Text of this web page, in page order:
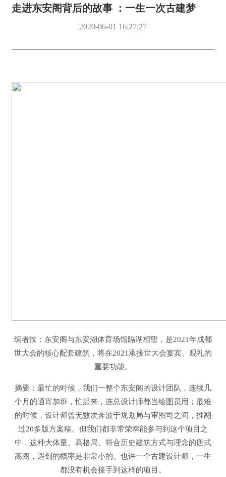
走进东安阁背后的故事 ：一生一次古建梦
2020-06-01 16:27:27
编者按：东安阁与东安湖体育场馆隔湖相望，是2021年成都
世大会的核心配套建筑，将在2021承接世大会宴宾、观礼的
重要功能。
摘要：最忙的时候，我们一整个东安阁的设计团队，连续几
个月的通宵加班，忙起来，连总设计师都当绘图员用；最难
的时候，设计师曾无数次奔波于规划局与审图司之间，推翻
过20多版方案稿。但我们都非常荣幸能参与到这个项目之
中，这种大体量、高格局、符合历史建筑方式与理念的唐式
高阁，遇到的概率是非常小的。也许一个古建设计师，一生
都没有机会接手到这样的项目。